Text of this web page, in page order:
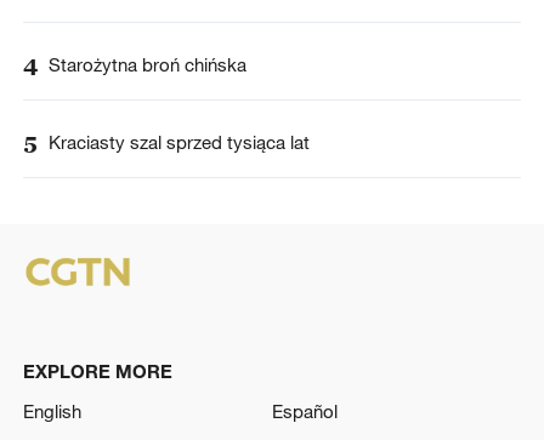
4 Starożytna broń chińska
5 Kraciasty szal sprzed tysiąca lat
EXPLORE MORE
English
Español